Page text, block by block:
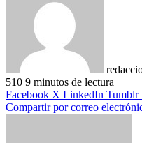
510 9 minutos de lectura
Facebook X LinkedIn Tumblr
Compartir por correo